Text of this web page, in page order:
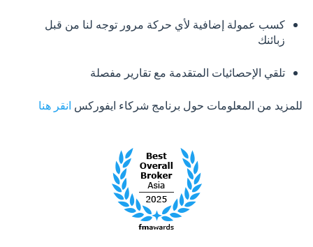
كسب عمولة إضافية لأي حركة مرور توجه لنا من قبل
زبائنك
تلقي الإحصائيات المتقدمة مع تقارير مفصلة
للمزيد من المعلومات حول برنامج شركاء ايفوركس انقر هنا